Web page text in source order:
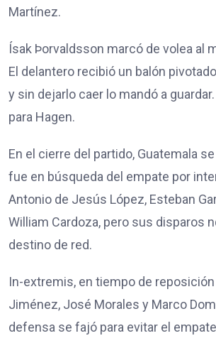
Martínez.
Ísak Þorvaldsson marcó de volea al
El delantero recibió un balón
y sin dejarlo caer lo mandó a
para Hagen.
En el cierre del partido, Guatemala
fue en búsqueda del empate por
Antonio de Jesús López, Esteban
William Cardoza, pero sus disparos
destino de red.
In-extremis, en tiempo de
Jiménez, José Morales y Marco
defensa se fajó para evitar el